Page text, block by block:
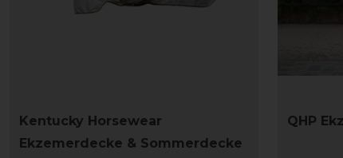
Kentucky Horsewear
Ekzemerdecke & Sommerdecke
QHP